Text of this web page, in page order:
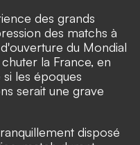
des grands
des matchs à
du Mondial
la France, en
les époques
serait une grave
disposé